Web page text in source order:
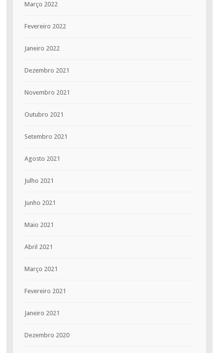
Março 2022
Fevereiro 2022
Janeiro 2022
Dezembro 2021
Novembro 2021
Outubro 2021
Setembro 2021
Agosto 2021
Julho 2021
Junho 2021
Maio 2021
Abril 2021
Março 2021
Fevereiro 2021
Janeiro 2021
Dezembro 2020